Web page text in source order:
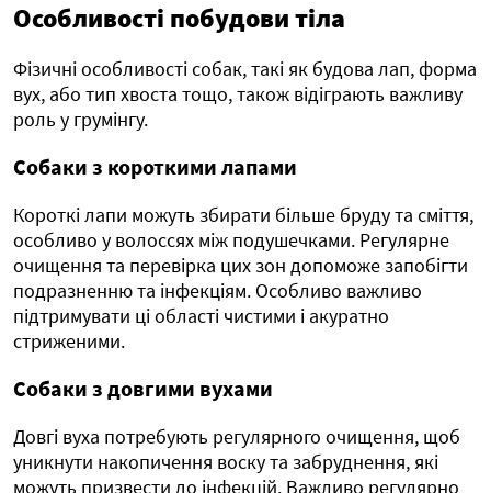
Особливості побудови тіла
Фізичні особливості собак, такі як будова лап, форма
вух, або тип хвоста тощо, також відіграють важливу
роль у грумінгу.
Собаки з короткими лапами
Короткі лапи можуть збирати більше бруду та сміття,
особливо у волоссях між подушечками. Регулярне
очищення та перевірка цих зон допоможе запобігти
подразненню та інфекціям. Особливо важливо
підтримувати ці області чистими і акуратно
стриженими.
Собаки з довгими вухами
Довгі вуха потребують регулярного очищення, щоб
уникнути накопичення воску та забруднення, які
можуть призвести до інфекцій. Важливо регулярно